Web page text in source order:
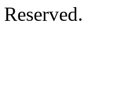
Reserved.